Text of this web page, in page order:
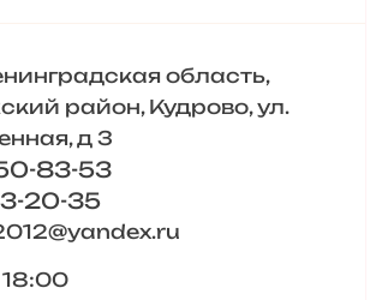
область,
район, Кудрово, ул.
д 3
83-53
20-35